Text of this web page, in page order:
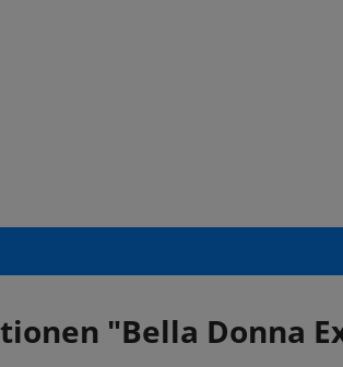
"Bella Donna